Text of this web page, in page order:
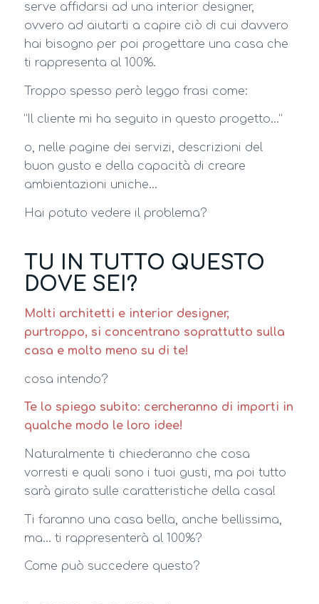
serve affidarsi ad una interior designer,
ovvero ad aiutarti a capire ciò di cui davvero
hai bisogno per poi progettare una casa che
ti rappresenta al 100%.
Troppo spesso però leggo frasi come:
“Il cliente mi ha seguito in questo progetto…”
o, nelle pagine dei servizi, descrizioni del
buon gusto e della capacità di creare
ambientazioni uniche…
Hai potuto vedere il problema?
TU IN TUTTO QUESTO
DOVE SEI?
Molti architetti e interior designer,
purtroppo, si concentrano soprattutto sulla
casa e molto meno su di te!
cosa intendo?
Te lo spiego subito: cercheranno di importi in
qualche modo le loro idee!
Naturalmente ti chiederanno che cosa
vorresti e quali sono i tuoi gusti, ma poi tutto
sarà girato sulle caratteristiche della casa!
Ti faranno una casa bella, anche bellissima,
ma… ti rappresenterà al 100%?
Come può succedere questo?